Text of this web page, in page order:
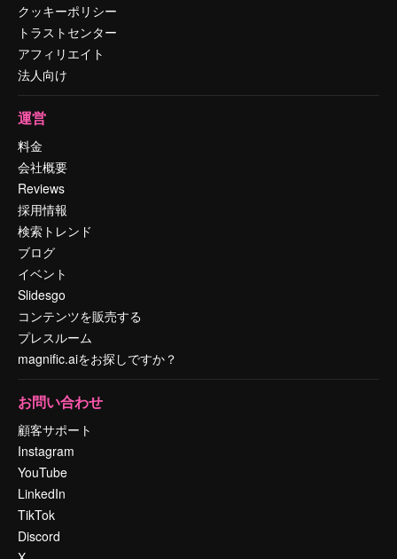
クッキーポリシー
トラストセンター
アフィリエイト
法人向け
運営
料金
会社概要
Reviews
採用情報
検索トレンド
ブログ
イベント
Slidesgo
コンテンツを販売する
プレスルーム
magnific.aiをお探しですか？
お問い合わせ
顧客サポート
Instagram
YouTube
LinkedIn
TikTok
Discord